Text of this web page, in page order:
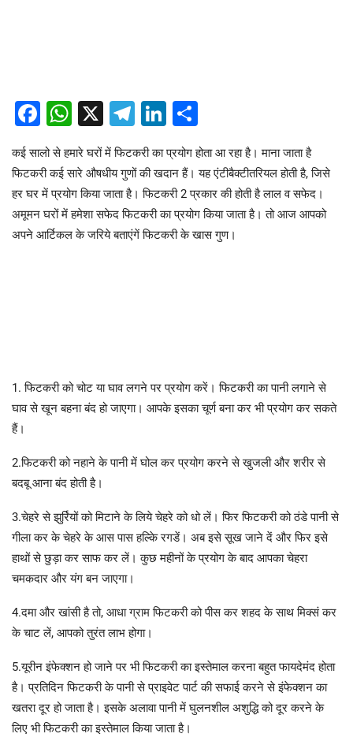
Facebook
WhatsApp
X Telegram
LinkedIn
कई सालो से हमारे घरों में फिटकरी का प्रयोग होता आ रहा है। माना जाता है
फिटकरी कई सारे औषधीय गुणों की खदान हैं। यह एंटीबैक्टीतरियल होती है, जिसे
हर घर में प्रयोग किया जाता है। फिटकरी 2 प्रकार की होती है लाल व सफेद।
अमूमन घरों में हमेशा सफेद फिटकरी का प्रयोग किया जाता है। तो आज आपको
अपने आर्टिकल के जरिये बताएंगें फिटकरी के खास गुण।
1. फिटकरी को चोट या घाव लगने पर प्रयोग करें। फिटकरी का पानी लगाने से
घाव से खून बहना बंद हो जाएगा। आपके इसका चूर्ण बना कर भी प्रयोग कर सकते
हैं।
2.फिटकरी को नहाने के पानी में घोल कर प्रयोग करने से खुजली और शरीर से
बदबू आना बंद होती है।
3.चेहरे से झुर्रियों को मिटाने के लिये चेहरे को धो लें। फिर फिटकरी को ठंडे पानी से
गीला कर के चेहरे के आस पास हल्केि रगडें। अब इसे सूख जाने दें और फिर इसे
हाथों से छुड़ा कर साफ कर लें। कुछ महीनों के प्रयोग के बाद आपका चेहरा
चमकदार और यंग बन जाएगा।
4.दमा और खांसी है तो, आधा ग्राम फिटकरी को पीस कर शहद के साथ मिक्सं कर
के चाट लें, आपको तुरंत लाभ होगा।
5.यूरीन इंफेक्शन हो जाने पर भी फिटकरी का इस्तेमाल करना बहुत फायदेमंद होता
है। प्रतिदिन फिटकरी के पानी से प्राइवेट पार्ट की सफाई करने से इंफेक्शन का
खतरा दूर हो जाता है। इसके अलावा पानी में घुलनशील अशुद्धि को दूर करने के
लिए भी फिटकरी का इस्तेमाल किया जाता है।